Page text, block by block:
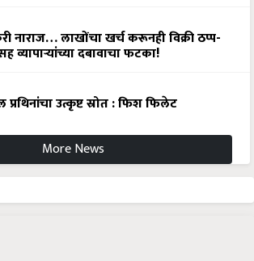
नाराज… लाखोंचा खर्च करूनही विक्री ठप्प-
व्यापाऱ्यांच्या दबावाचा फटका!
उत्कृष्ट स्रोत : फिश फिलेट
More News